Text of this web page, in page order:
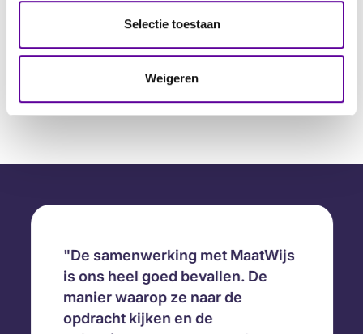
Selectie toestaan
Weigeren
De samenwerking met MaatWijs
is ons heel goed bevallen. De
manier waarop ze naar de
opdracht kijken en de